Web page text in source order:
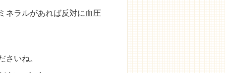
ネラルがあれば反対に血圧
さいね。